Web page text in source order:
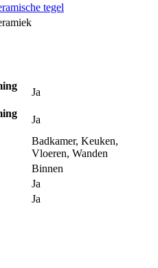
tegel
Ja
Ja
Badkamer, Keuken,
Vloeren, Wanden
Binnen
Ja
Ja